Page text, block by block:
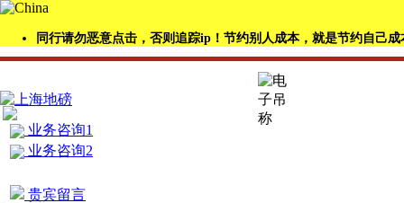
同行请勿恶意点击，否则追踪ip！节约别人成本，就是节约自己
业务咨询1
业务咨询2
贵宾留言